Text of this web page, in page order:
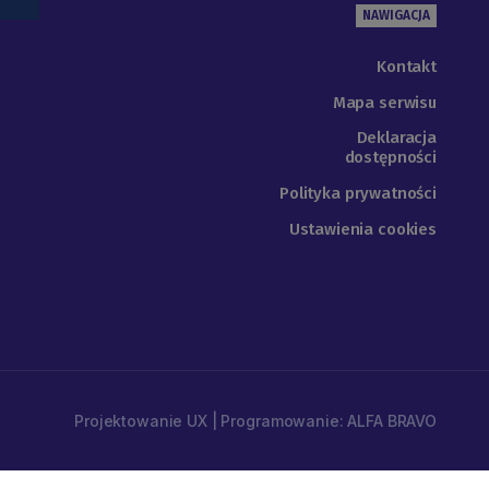
NAWIGACJA
Kontakt
Mapa serwisu
Deklaracja
dostępności
Polityka prywatności
Ustawienia cookies
Projektowanie UX | Programowanie: ALFA BRAVO